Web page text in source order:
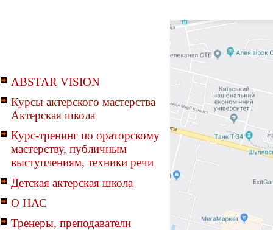
ABSTAR VISION
Курсы актерского мастерства
Актерская школа
Курс-тренинг по ораторскому
мастерству, публичным
выступлениям, техники речи
Детская актерская школа
О НАС
Тренеры, преподаватели